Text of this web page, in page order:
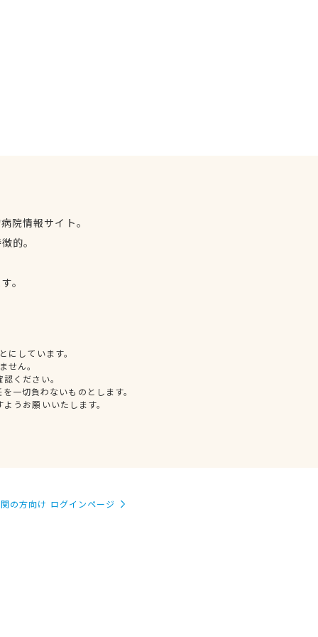
院情報サイト。
的。
。
しています。
せん。
ください。
一切負わないものとします。
うお願いいたします。
の方向け ログインページ